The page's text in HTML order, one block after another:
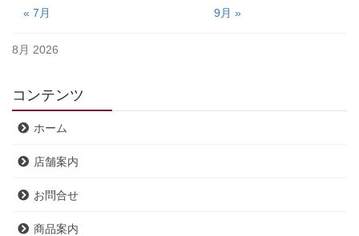
8月 2026
« 7月 9月 »
コンテンツ
ホーム
店舗案内
お問合せ
商品案内